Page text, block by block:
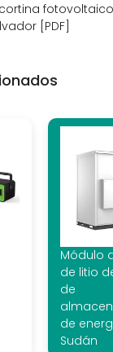
[PDF]
Módulo
de litio
de
de
Sudán